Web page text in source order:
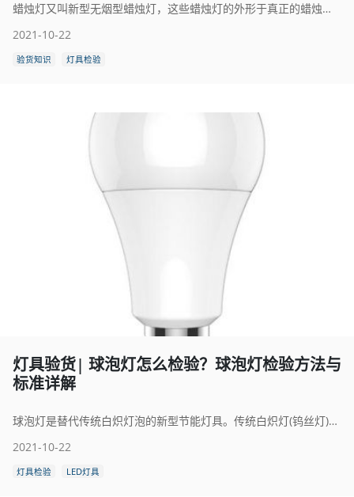
蜡烛灯又叫新型无烟型蜡烛灯，这些蜡烛灯的外形于真正的蜡烛相似，但是不会产生烟雾或者致癌物，使用者大可放心。内置省电灯泡，只要三颗小锂电池，即使长时间连续使用，也不会灯座过热的情况发生。蜡烛灯包括蜡烛造型的灯体、用于与灯座相连的灯头和内置于灯体内的发光体，其特征在于所述发光体两个电极分别与灯头的相应电极相连。蜡烛灯的质量，是通过检验来确定的。那么蜡烛灯怎么检验呢？本文将为大家详细介绍一下蜡烛灯检验方法与标准，希望大家学有所成。
2021-10-22
验货知识 灯具检验
灯具验货| 球泡灯怎么检验？球泡灯检验方法与
标准详解
球泡灯是替代传统白炽灯泡的新型节能灯具。传统白炽灯(钨丝灯)耗能高、寿命短，在全球资源紧张的大环境下，已渐渐被各国政府禁止生产，随之替代产品是电子节能灯，电子节能灯虽然提高了节能效果，但由于使用了诸多污染环境的重金属元素，又有悖于环境保护的大趋势。随着LED技术的高速发展LED照明逐渐成为新型绿色照明的不二之选。LED在发光原理、节能、环保的层面上都远远优于传统照明产品。球泡灯的质量，是通过检验来确定的。那么球泡灯怎么检验呢？本文将为大家详细介绍一下球泡灯检验方法与标准，希望大家学有所成。
2021-10-22
灯具检验 LED灯具